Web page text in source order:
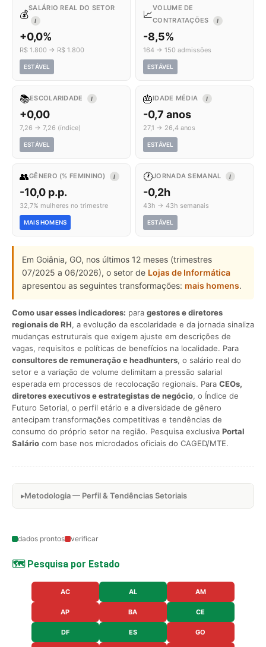
💰
SALÁRIO REAL DO SETOR
I
+0,0%
R$ 1.800 → R$ 1.800
ESTÁVEL
📈
VOLUME DE
CONTRATAÇÕES
I
-8,5%
164 → 150 admissões
ESTÁVEL
📚ESCOLARIDADE I
+0,00
7,26 → 7,26 (índice)
ESTÁVEL
🎂IDADE MÉDIA I
-0,7 anos
27,1 → 26,4 anos
ESTÁVEL
👥GÊNERO (% FEMININO) I
-10,0 p.p.
32,7% mulheres no trimestre
MAIS HOMENS
🕐JORNADA SEMANAL I
-0,2h
43h → 43h semanais
ESTÁVEL
Em Goiânia, GO, nos últimos 12 meses (trimestres
07/2025 a 06/2026), o setor de Lojas de Informática
apresentou as seguintes transformações: mais homens.
Como usar esses indicadores: para gestores e diretores
regionais de RH, a evolução da escolaridade e da jornada sinaliza
mudanças estruturais que exigem ajuste em descrições de
vagas, requisitos e políticas de benefícios na localidade. Para
consultores de remuneração e headhunters, o salário real do
setor e a variação de volume delimitam a pressão salarial
esperada em processos de recolocação regionais. Para CEOs,
diretores executivos e estrategistas de negócio, o Índice de
Futuro Setorial, o perfil etário e a diversidade de gênero
antecipam transformações competitivas e tendências de
consumo do próprio setor na região. Pesquisa exclusiva Portal
Salário com base nos microdados oficiais do CAGED/MTE.
Metodologia — Perfil & Tendências Setoriais
dados prontos verificar
🗺️ Pesquisa por Estado
AC AL AM
AP BA CE
DF ES GO